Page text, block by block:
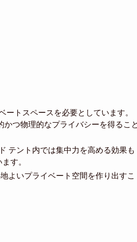
ートスペースを必要としています。
つ物理的なプライバシーを得るこ
テント内では集中力を高める効果も
す。
よいプライベート空間を作り出すこ